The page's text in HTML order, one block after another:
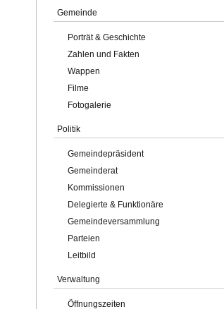
Gemeinde
Porträt & Geschichte
Zahlen und Fakten
Wappen
Filme
Fotogalerie
Politik
Gemeindepräsident
Gemeinderat
Kommissionen
Delegierte & Funktionäre
Gemeindeversammlung
Parteien
Leitbild
Verwaltung
Öffnungszeiten